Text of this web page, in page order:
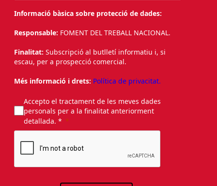
Informació bàsica sobre protecció de dades:
Responsable: FOMENT DEL TREBALL NACIONAL.
Finalitat: Subscripció al butlletí informatiu i, si
escau, per a prospecció comercial.
Més informació i drets: Política de privacitat.
Accepto el tractament de les meves dades
personals per a la finalitat anteriorment
detallada. *